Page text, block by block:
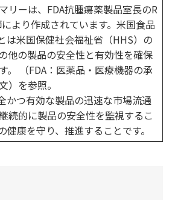
リーは、FDA抗腫瘍薬製品室長のR
より作成されています。米国食品
は米国保健社会福祉省（HHS）の
他の製品の安全性と有効性を確保
。 （FDA：医薬品・医療機器の承
）を参照。
かつ有効な製品の迅速な市場流通
続的に製品の安全性を監視するこ
健康を守り、推進することです。